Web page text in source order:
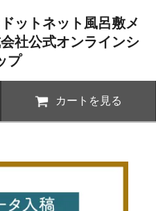
ットネット風呂敷メ
社公式オンラインシ
プ
カートを見る